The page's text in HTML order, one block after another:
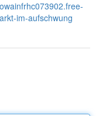
im-aufschwung